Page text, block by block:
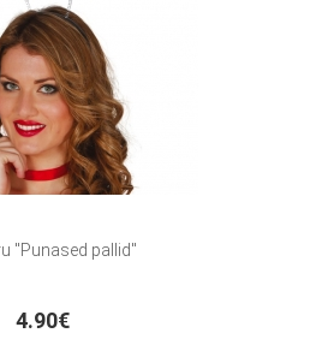
"Punased pallid"
4.90€